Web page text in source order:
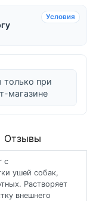
Условия
только при
магазине
Отзывы
с
ушей собак,
Растворяет
внешнего